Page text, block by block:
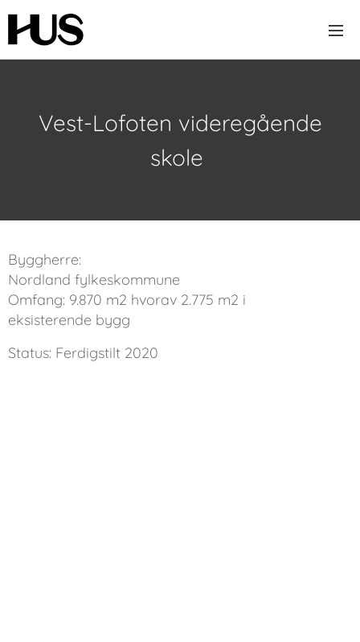
Vest-Lofoten videregående
skole
Byggherre:
Nordland fylkeskommune
Omfang: 9.870 m2 hvorav 2.775 m2 i
eksisterende bygg
Status: Ferdigstilt 2020